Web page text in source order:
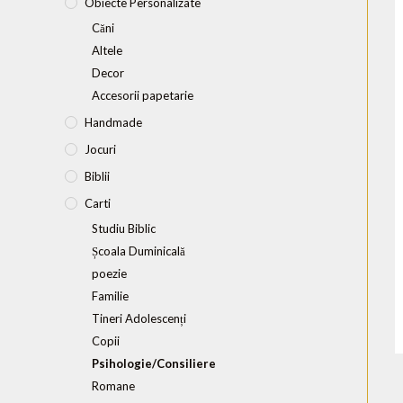
Căni
Altele
Decor
Accesorii papetarie
Handmade
Jocuri
Biblii
Carti
Studiu Biblic
Școala Duminicală
poezie
Familie
Tineri Adolescenți
Copii
Psihologie/Consiliere
Romane